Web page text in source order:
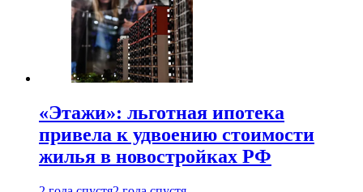
«Этажи»: льготная ипотека
привела к удвоению стоимости
жилья в новостройках РФ